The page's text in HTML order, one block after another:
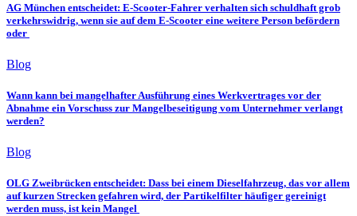
AG München entscheidet: E-Scooter-Fahrer verhalten sich schuldhaft grob
verkehrswidrig, wenn sie auf dem E-Scooter eine weitere Person befördern
oder
Blog
Wann kann bei mangelhafter Ausführung eines Werkvertrages vor der
Abnahme ein Vorschuss zur Mangelbeseitigung vom Unternehmer verlangt
werden?
Blog
OLG Zweibrücken entscheidet: Dass bei einem Dieselfahrzeug, das vor allem
auf kurzen Strecken gefahren wird, der Partikelfilter häufiger gereinigt
werden muss, ist kein Mangel